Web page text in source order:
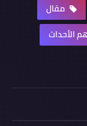
مقال
الأحداث